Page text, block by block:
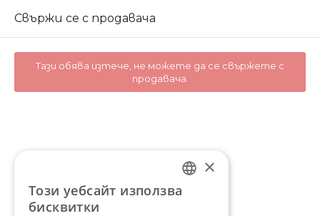
Свържи се с продавача
Тази обява изтече, не можете да се свържете с
продавача.
BULGARIAN
×
Този уебсайт използва
бисквитки